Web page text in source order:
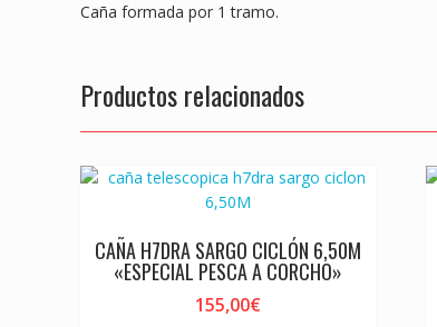
Caña formada por 1 tramo.
Productos relacionados
CAÑA H7DRA SARGO CICLÓN 6,50M
«ESPECIAL PESCA A CORCHO»
155,00€